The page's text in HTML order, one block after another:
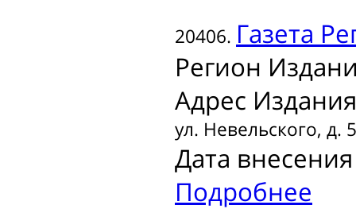
20406. Газета
Регион
Адрес
ул. Невельского, д.
Дата
Подробнее